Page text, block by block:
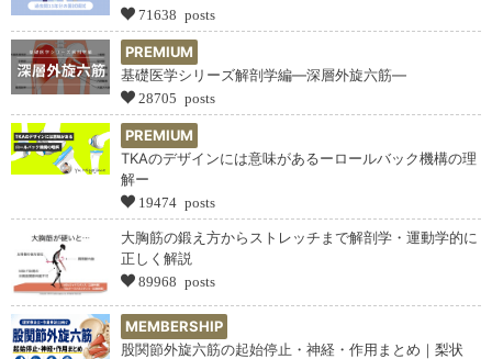
71638 posts
PREMIUM
基礎医学シリーズ解剖学編―深層外旋六筋―
28705 posts
PREMIUM
TKAのデザインには意味があるーロールバック機構の理
解ー
19474 posts
大胸筋の鍛え方からストレッチまで解剖学・運動学的に
正しく解説
89968 posts
MEMBERSHIP
股関節外旋六筋の起始停止・神経・作用まとめ｜梨状